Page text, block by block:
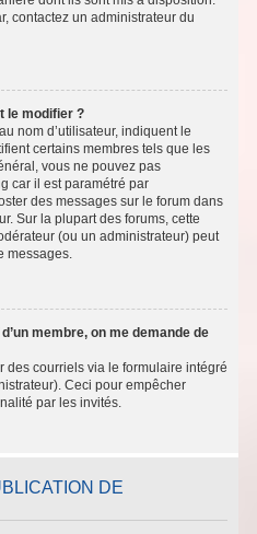
contactez un administrateur du
le modifier ?
nom d’utilisateur, indiquent le
certains membres tels que les
vous ne pouvez pas
car il est paramétré par
des messages sur le forum dans
Sur la plupart des forums, cette
(ou un administrateur) peut
messages.
d’un membre, on me demande de
des courriels via le formulaire intégré
Ceci pour empêcher
par les invités.
DE